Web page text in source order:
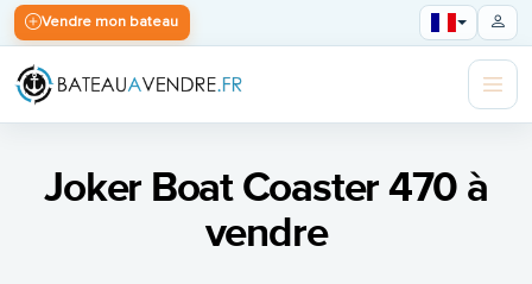
Vendre mon bateau
Joker Boat Coaster 470 à
vendre